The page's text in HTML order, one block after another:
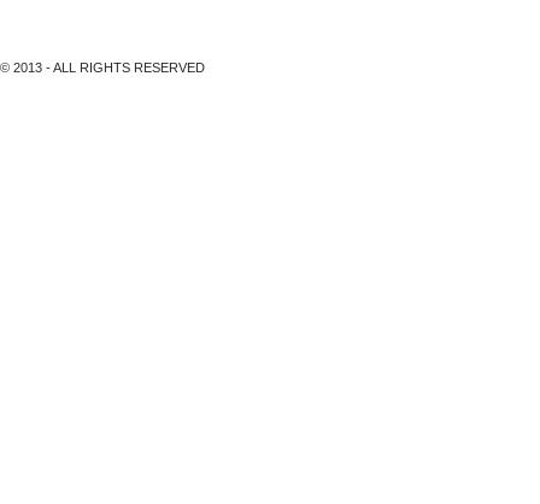
© 2013 - ALL RIGHTS RESERVED